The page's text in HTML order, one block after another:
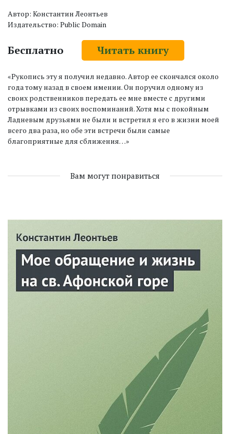
Автор: Константин Леонтьев
Издательство: Public Domain
Бесплатно Читать книгу
«Рукопись эту я получил недавно. Автор ее скончался около
года тому назад в своем имении. Он поручил одному из
своих родственников передать ее мне вместе с другими
отрывками из своих воспоминаний. Хотя мы с покойным
Ладневым друзьями не были и встретил я его в жизни моей
всего два раза, но обе эти встречи были самые
благоприятные для сближения…»
Вам могут понравиться